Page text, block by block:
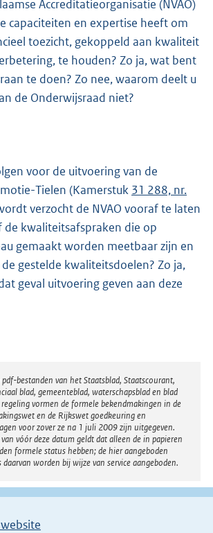
Accreditatieorganisatie (NVAO)
capaciteiten en expertise heeft om
toezicht, gekoppeld aan kwaliteit
te houden? Zo ja, wat bent
te doen? Zo nee, waarom deelt u
de Onderwijsraad niet?
voor de uitvoering van de
Tielen (Kamerstuk 31 288, nr.
verzocht de NVAO vooraf te laten
de kwaliteitsafspraken die op
gemaakt worden meetbaar zijn en
gestelde kwaliteitsdoelen? Zo ja,
geval uitvoering geven aan deze
bestanden van het Staatsblad, Staatscourant,
blad, gemeenteblad, waterschapsblad en blad
vormen de formele bekendmakingen in de
en de Rijkswet goedkeuring en
voor zover ze na 1 juli 2009 zijn uitgegeven.
vóór deze datum geldt dat alleen de in papieren
formele status hebben; de hier aangeboden
worden bij wijze van service aangeboden.